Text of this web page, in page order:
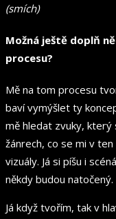
(smích)
Možná ještě doplň
procesu?
Mě na tom procesu
baví vymýšlet ty
mě hledat zvuky, který
žánrech, co se mi v
vizuály. Já si píšu i
někdy budou natočený.
Já když tvořím, tak v